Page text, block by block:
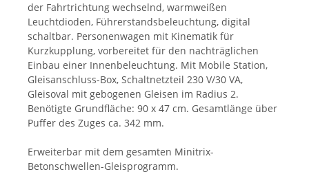
der Fahrtrichtung wechselnd, warmweißen
Leuchtdioden, Führerstandsbeleuchtung, digital
schaltbar. Personenwagen mit Kinematik für
Kurzkupplung, vorbereitet für den nachträglichen
Einbau einer Innenbeleuchtung. Mit Mobile Station,
Gleisanschluss-Box, Schaltnetzteil 230 V/30 VA,
Gleisoval mit gebogenen Gleisen im Radius 2.
Benötigte Grundfläche: 90 x 47 cm. Gesamtlänge über
Puffer des Zuges ca. 342 mm.
Erweiterbar mit dem gesamten Minitrix-
Betonschwellen-Gleisprogramm.